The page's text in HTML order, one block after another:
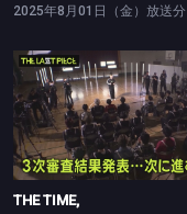
2025年8月01日（金）放送分
THE TIME,
THE TIME,